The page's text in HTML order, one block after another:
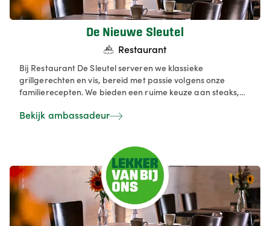
De Nieuwe Sleutel
Restaurant
Bij Restaurant De Sleutel serveren we klassieke
grillgerechten en vis, bereid met passie volgens onze
familierecepten. We bieden een ruime keuze aan steaks,
met verse visgerechten. Onze gasten genieten van een
ontspannen van onze keuken kan komen genieten.
Bekijk ambassadeur